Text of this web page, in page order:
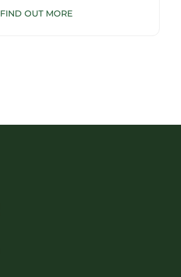
FIND OUT MORE